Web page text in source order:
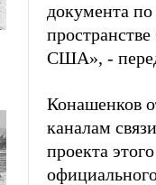
документа
США», -
Конашенков
каналам
проекта